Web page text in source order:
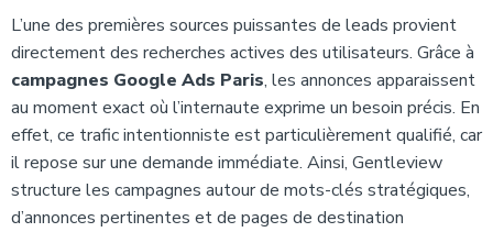
L’une des premières sources puissantes de leads provient
directement des recherches actives des utilisateurs. Grâce à
campagnes Google Ads Paris, les annonces apparaissent
au moment exact où l’internaute exprime un besoin précis. En
effet, ce trafic intentionniste est particulièrement qualifié, car
il repose sur une demande immédiate. Ainsi, Gentleview
structure les campagnes autour de mots-clés stratégiques,
d’annonces pertinentes et de pages de destination